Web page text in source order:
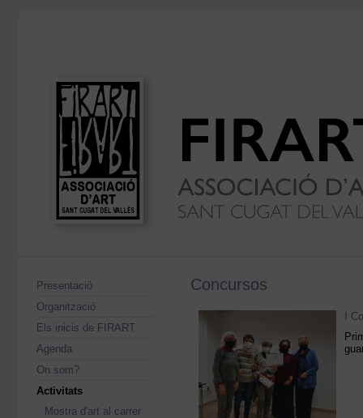
Presentació
Organització
Els inicis de FIRART
Agenda
On som?
Activitats
Mostra d'art al carrer
Concursos
I